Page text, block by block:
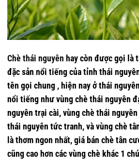
Chè thái nguyên hay còn được gọi là
đặc sản nổi tiếng của tỉnh thái
tên gọi chung , hiện nay ở thái
nổi tiếng như vùng chè thái nguyên
nguyên trại cài, vùng chè thái
thái nguyên tức tranh, và vùng chè
là thơm ngon nhất, giá bán chè tân
cũng cao hơn các vùng chè khác 1